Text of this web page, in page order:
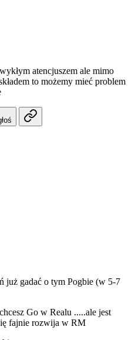
atencjuszem ale mimo
to możemy mieć problem
już gadać o tym Pogbie (w 5-7
Go w Realu .....ale jest
fajnie rozwija w RM